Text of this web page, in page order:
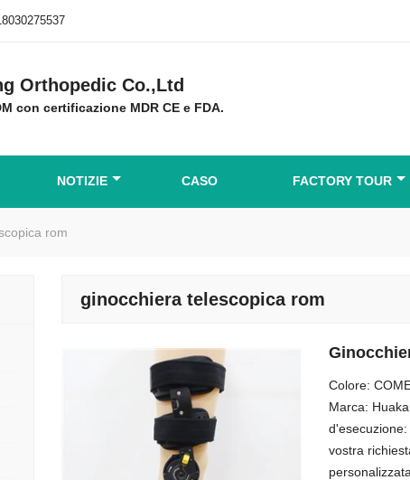
Orthopedic Co.,Ltd
con certificazione MDR CE e FDA.
NOTIZIE CASO FACTORY TOUR
rom
ginocchiera telescopica rom
Colore:
Marca:
vostra